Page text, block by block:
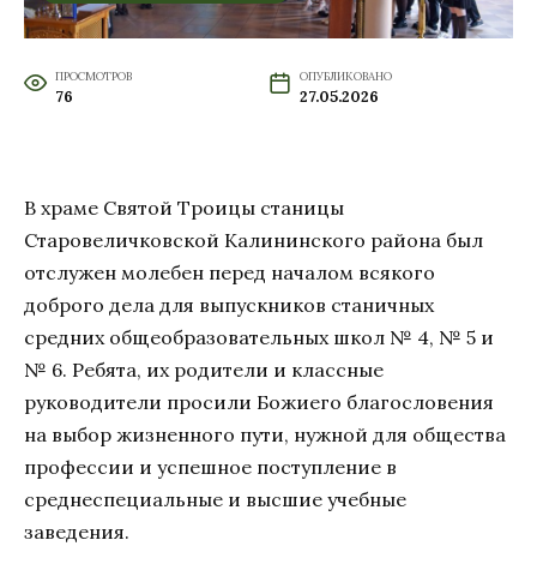
ПРОСМОТРОВ
76
ОПУБЛИКОВАНО
27.05.2026
В храме Святой Троицы станицы
Старовеличковской Калининского района был
отслужен молебен перед началом всякого
доброго дела для выпускников станичных
средних общеобразовательных школ № 4, № 5 и
№ 6. Ребята, их родители и классные
руководители просили Божиего благословения
на выбор жизненного пути, нужной для общества
профессии и успешное поступление в
среднеспециальные и высшие учебные
заведения.